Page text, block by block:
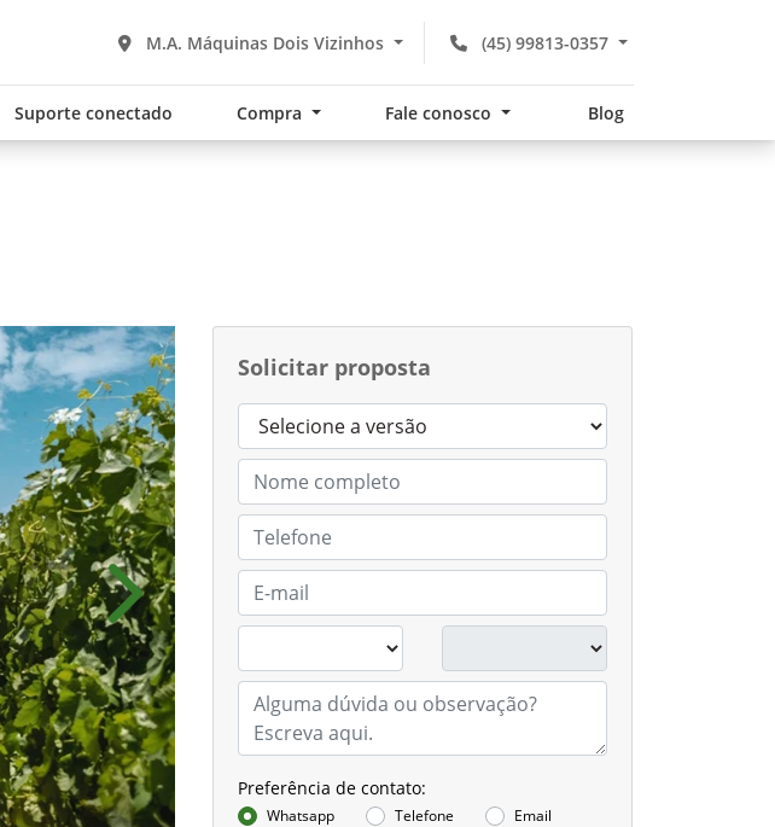
(45) 99813-0357
M.A. Máquinas Dois Vizinhos
Suporte conectado Compra Fale conosco Blog
Solicitar proposta
Preferência de contato:
Whatsapp Telefone Email
Próximo